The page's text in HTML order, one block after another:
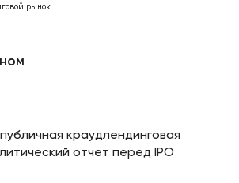
рынок
краудлендинговая
отчет перед IPO